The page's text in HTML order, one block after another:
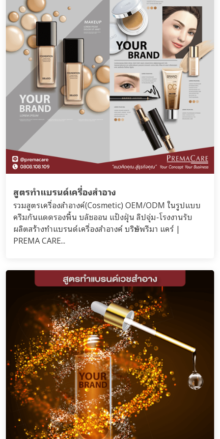
สูตรทำแบรนด์เครื่องสำอาง
รวมสูตรเครื่องสำอางค์(Cosmetic) OEM/ODM ในรูปแบบ
ครีมกันแดดรองพื้น บลัชออน แป้งฝุ่น ลิปจุ่ม-โรงงานรับ
ผลิตสร้างทำแบรนด์เครื่องสำอางค์ บริษัทพรีมา แคร์ |
PREMA CARE...